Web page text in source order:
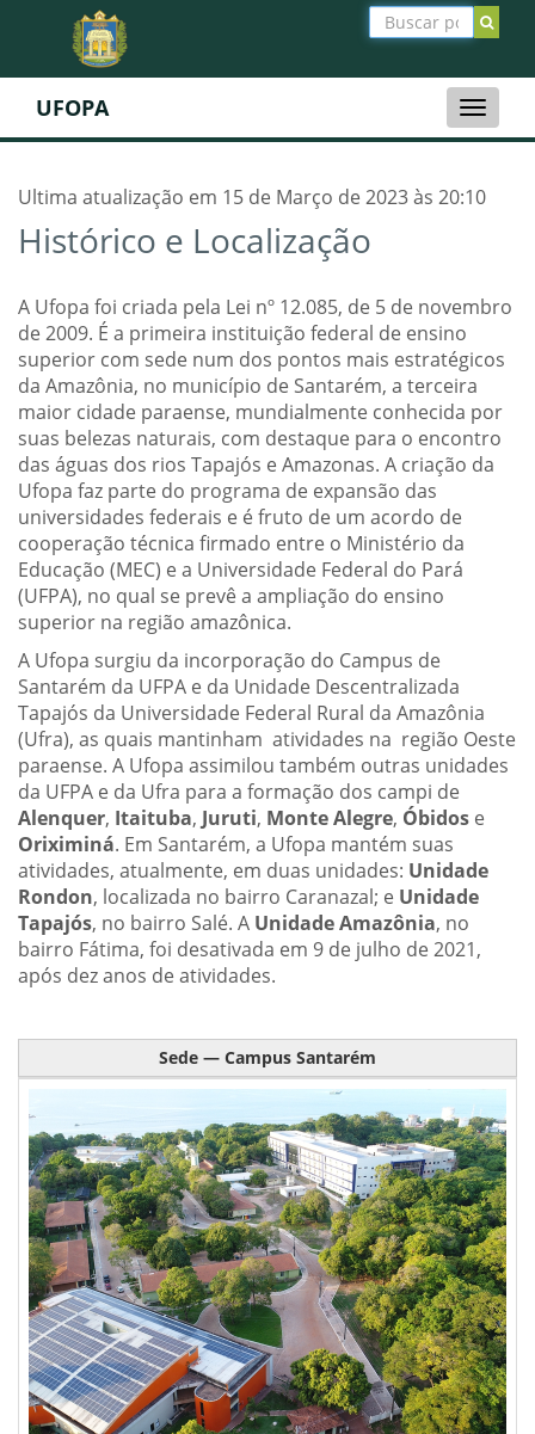
Toggle
UFOPA
Ultima atualização em 15 de Março de 2023 às 20:10
Histórico e Localização
A Ufopa foi criada pela Lei nº 12.085, de 5 de novembro
de 2009. É a primeira instituição federal de ensino
superior com sede num dos pontos mais estratégicos
da Amazônia, no município de Santarém, a terceira
maior cidade paraense, mundialmente conhecida por
suas belezas naturais, com destaque para o encontro
das águas dos rios Tapajós e Amazonas. A criação da
Ufopa faz parte do programa de expansão das
universidades federais e é fruto de um acordo de
cooperação técnica firmado entre o Ministério da
Educação (MEC) e a Universidade Federal do Pará
(UFPA), no qual se prevê a ampliação do ensino
superior na região amazônica.
A Ufopa surgiu da incorporação do Campus de
Santarém da UFPA e da Unidade Descentralizada
Tapajós da Universidade Federal Rural da Amazônia
(Ufra), as quais mantinham atividades na região Oeste
paraense. A Ufopa assimilou também outras unidades
da UFPA e da Ufra para a formação dos campi de
Alenquer, Itaituba, Juruti, Monte Alegre, Óbidos e
Oriximiná. Em Santarém, a Ufopa mantém suas
atividades, atualmente, em duas unidades: Unidade
Rondon, localizada no bairro Caranazal; e Unidade
Tapajós, no bairro Salé. A Unidade Amazônia, no
bairro Fátima, foi desativada em 9 de julho de 2021,
após dez anos de atividades.
Sede — Campus Santarém